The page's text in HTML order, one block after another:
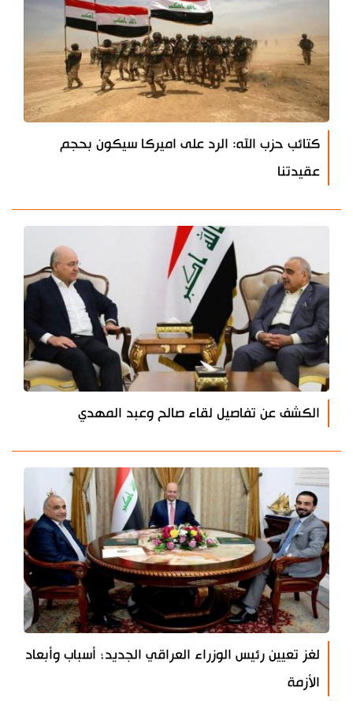
كتائب حزب الله: الرد على اميركا سيكون بحجم
عقيدتنا
الكشف عن تفاصيل لقاء صالح وعبد المهدي
لغز تعيين رئيس الوزراء العراقي الجديد؛ أسباب وأبعاد
الأزمة